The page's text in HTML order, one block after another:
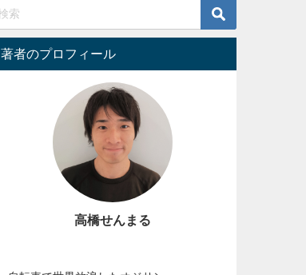
著者のプロフィール
高橋せんまる